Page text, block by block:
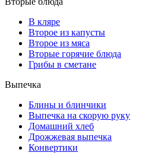
В кляре
Второе из капусты
Второе из мяса
Вторые горячие блюда
Грибы в сметане
Выпечка
Блины и блинчики
Выпечка на скорую руку
Домашний хлеб
Дрожжевая выпечка
Конвертики